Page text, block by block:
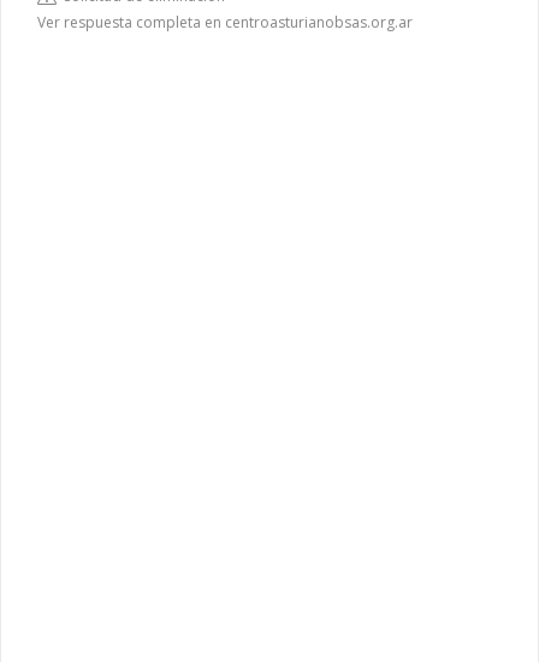
Ver respuesta completa en centroasturianobsas.org.ar